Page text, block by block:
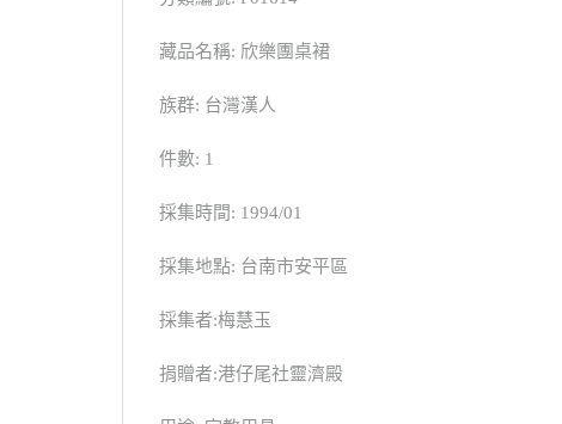
藏品名稱: 欣樂團桌裙
族群: 台灣漢人
件數: 1
採集時間: 1994/01
採集地點: 台南市安平區
採集者:梅慧玉
捐贈者:港仔尾社靈濟殿